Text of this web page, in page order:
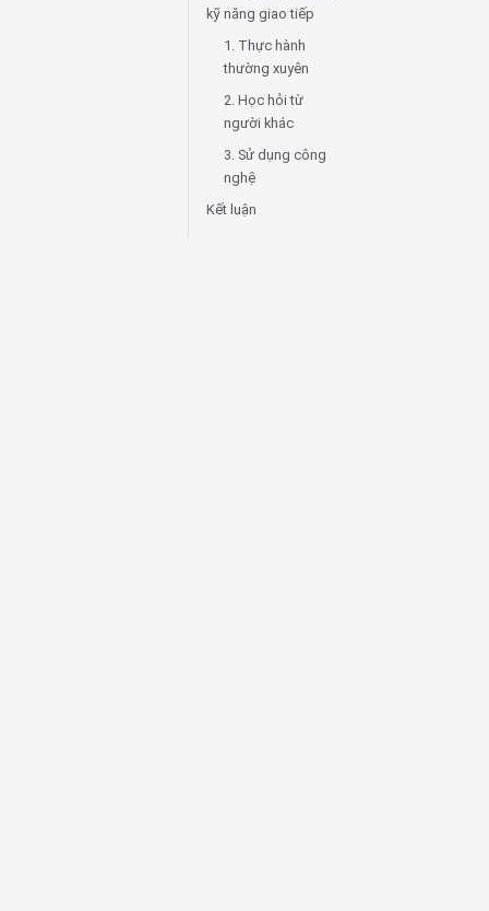
kỹ năng giao tiếp
1. Thực hành
thường xuyên
2. Học hỏi từ
người khác
3. Sử dụng công
nghệ
Kết luận